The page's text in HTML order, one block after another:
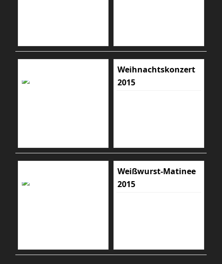
Weihnachtskonzert
2015
Weißwurst-Matinee
2015